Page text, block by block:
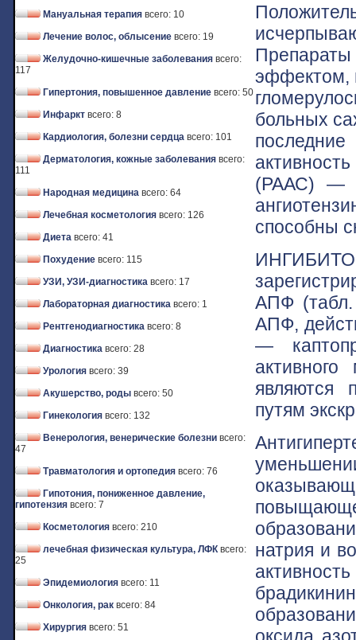
Мануальная терапия всего: 10
Лечение волос, облысение всего: 19
Желудочно-кишечные заболевания всего:
117
Гипертония, повышенное давление всего: 50
Инфаркт всего: 8
Кардиология, болезни сердца всего: 101
Дерматология, кожные заболевания всего:
111
Народная медицина всего: 64
Лечебная косметология всего: 126
Диета всего: 41
Похудение всего: 115
УЗИ, УЗИ-диагностика всего: 17
Лабораторная диагностика всего: 1
Рентгенодиагностика всего: 8
Диагностика всего: 28
Урология всего: 39
Акушерство, роды всего: 50
Гинекология всего: 132
Венерология, венерические болезни всего:
47
Травматология и ортопедия всего: 76
Гипотония, пониженное давление,
гипотензия всего: 7
Косметология всего: 210
лечебная физическая культура, ЛФК всего:
25
Эпидемиология всего: 11
Онкология, рак всего: 84
Хирургия всего: 51
эффектом,
больных
(РААС) —
способны
АПФ (табл.
АПФ,
—
являются
путям
натрия и
оксида